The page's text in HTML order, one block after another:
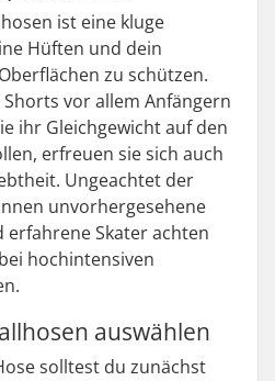
ist eine kluge
Hüften und dein
zu schützen.
vor allem Anfängern
ihr Gleichgewicht auf den
erfreuen sie sich auch
Ungeachtet der
unvorhergesehene
erfahrene Skater achten
hochintensiven
auswählen
solltest du zunächst